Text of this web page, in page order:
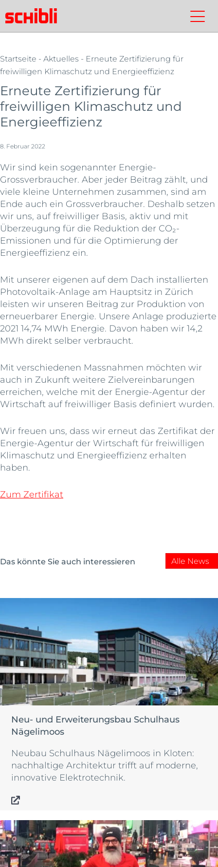
to
main
Schibli-
Kontakt Suchen
Startseite - Aktuelles - Erneute Zertifizierung für
freiwilligen Klimaschutz und Energieeffizienz
Erneute Zertifizierung für
freiwilligen Klimaschutz und
Energieeffizienz
8. Februar 2022
Wir sind kein sogenannter Energie-
Grossverbraucher. Aber jeder Beitrag zählt, und
viele kleine Unternehmen zusammen, sind am
Ende auch ein Grossverbraucher. Deshalb setzen
wir uns, auf freiwilliger Basis, aktiv und mit
Überzeugung für die Reduktion der CO₂-
Emissionen und für die Optimierung der
Energieeffizienz ein.
Mit unserer eigenen auf dem Dach installierten
Photovoltaik-Anlage am Hauptsitz in Zürich
leisten wir unseren Beitrag zur Produktion von
erneuerbarer Energie. Unsere Anlage produzierte
2021 14,74 MWh Energie. Davon haben wir 14,2
MWh direkt selber verbraucht.
Mit verschiedenen Massnahmen möchten wir
auch in Zukunft weitere Zielvereinbarungen
erreichen, welche mit der Energie-Agentur der
Wirtschaft auf freiwilliger Basis definiert wurden.
Wir freuen uns, dass wir erneut das Zertifikat der
Energie-Agentur der Wirtschaft für freiwilligen
Klimaschutz und Energieeffizienz erhalten
haben.
Zum Zertifikat
Das könnte Sie auch interessieren Alle News
Neu- und Erweiterungsbau Schulhaus
Nägelimoos
Neubau Schulhaus Nägelimoos in Kloten:
nachhaltige Architektur trifft auf moderne,
innovative Elektrotechnik.